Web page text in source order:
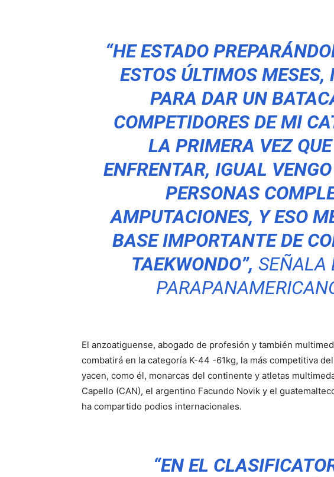
“HE ESTADO
ESTOS ÚLTIMOS
PARA DAR UN
COMPETIDORES DE MI
LA PRIMERA VEZ
ENFRENTAR, IGUAL
PERSONAS
AMPUTACIONES, Y ESO
BASE IMPORTANTE DE
TAEKWONDO”, SEÑALA
El anzoatiguense, abogado de profesión y también
combatirá en la categoría K-44 -61kg, la más competitiva
yacen, como él, monarcas del continente y atletas
Capello (CAN), el argentino Facundo Novik y el
ha compartido podios internacionales.
“EN EL